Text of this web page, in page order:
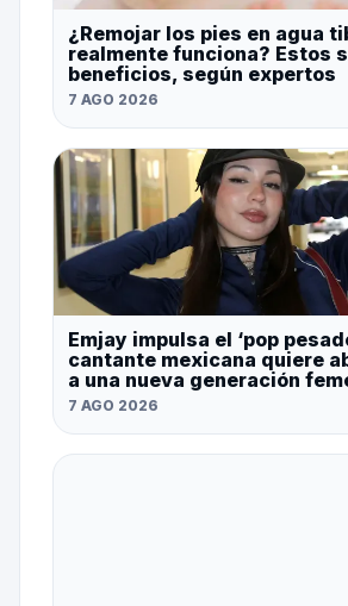
¿Remojar los pies en agua
realmente funciona? Estos
beneficios, según expertos
7 AGO 2026
Emjay impulsa el ‘pop
cantante mexicana quiere
a una nueva generación
7 AGO 2026